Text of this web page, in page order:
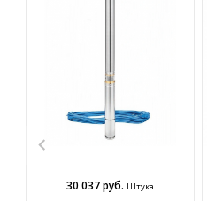
30 037 руб. Штука